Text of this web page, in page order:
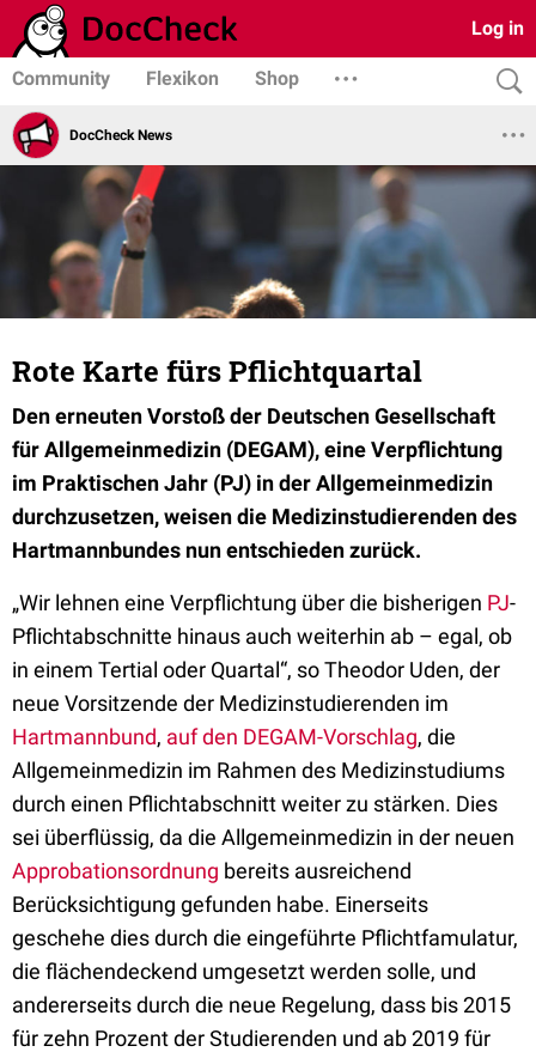
Log in
Community Flexikon Shop
DocCheck News
Rote Karte fürs Pflichtquartal
Den erneuten Vorstoß der Deutschen Gesellschaft
für Allgemeinmedizin (DEGAM), eine Verpflichtung
im Praktischen Jahr (PJ) in der Allgemeinmedizin
durchzusetzen, weisen die Medizinstudierenden des
Hartmannbundes nun entschieden zurück.
„Wir lehnen eine Verpflichtung über die bisherigen PJ-
Pflichtabschnitte hinaus auch weiterhin ab – egal, ob
in einem Tertial oder Quartal“, so Theodor Uden, der
neue Vorsitzende der Medizinstudierenden im
Hartmannbund, auf den DEGAM-Vorschlag, die
Allgemeinmedizin im Rahmen des Medizinstudiums
durch einen Pflichtabschnitt weiter zu stärken. Dies
sei überflüssig, da die Allgemeinmedizin in der neuen
Approbationsordnung bereits ausreichend
Berücksichtigung gefunden habe. Einerseits
geschehe dies durch die eingeführte Pflichtfamulatur,
die flächendeckend umgesetzt werden solle, und
andererseits durch die neue Regelung, dass bis 2015
für zehn Prozent der Studierenden und ab 2019 für